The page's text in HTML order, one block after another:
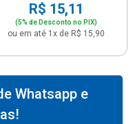
R$ 15,11
(5% de Desconto no PIX)
ou em até 1x de R$ 15,90
Whatsapp e